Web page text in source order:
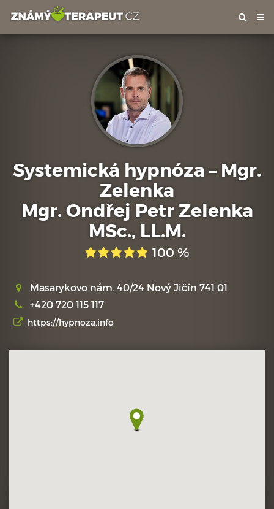
Systemická hypnóza – Mgr.
Zelenka
Mgr. Ondřej Petr Zelenka
MSc., LL.M.
100 %
Masarykovo nám. 40/24 Nový Jičín 741 01
+420 720 115 117
https://hypnoza.info